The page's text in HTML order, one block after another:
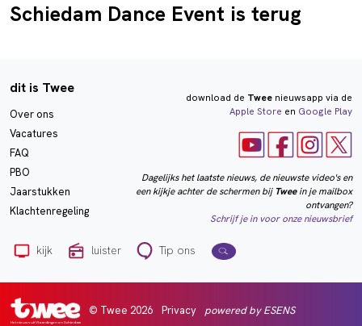
Schiedam Dance Event is terug
dit is Twee
Over ons
Vacatures
FAQ
PBO
Jaarstukken
Klachtenregeling
download de Tweenieuwsapp via de
Apple Store en Google Play
Dagelijks het laatste nieuws, de nieuwste video's en
een kijkje achter de schermen bij Tweein je mailbox
ontvangen?
Schrijf je in voor onze nieuwsbrief
kijk luister Tip ons
Het nieuws uit Vlaardingen en Schiedam
© Twee 2026 Privacy powered by ESENS